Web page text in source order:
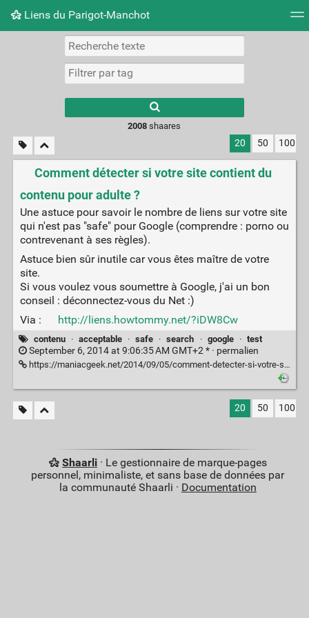
Liens du Parigot-Manchot
Nuage de tags Mur d'images
2008 shaares
20 50 100
Comment détecter si votre site contient du
contenu pour adulte ?
Une astuce pour savoir le nombre de liens sur votre site
qui n'est pas "safe" pour Google (comprendre : porno ou
contrevenant à ses règles).
Astuce bien sûr inutile car vous êtes maître de votre
site.
Si vous voulez vous soumettre à Google, j'ai un bon
conseil : déconnectez-vous du Net :)
Via :
http://liens.howtommy.net/?iDW8Cw
contenu · acceptable · safe · search · google · test
September 6, 2014 at 9:06:35 AM GMT+2 * · permalien
https://maniacgeek.net/2014/09/05/comment-detecter-si-votre-site-contient-du-contenu-pour-adulte-2/8596/
20 50 100
Shaarli· Le gestionnaire de marque-pages
personnel, minimaliste, et sans base de données par
la communauté Shaarli · Documentation